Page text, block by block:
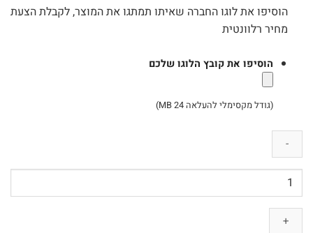
הוסיפו את לוגו החברה שאיתו תמתגו את המוצר, לקבלת הצעת
מחיר רלוונטית
הוסיפו את קובץ הלוגו שלכם
(גודל מקסימלי להעלאה 24 MB)
כמות
של
זיכרון
נייד